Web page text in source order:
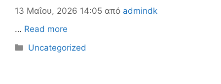
13 Μαΐου, 2026 14:05 από admindk
… Read more
Κατηγορίες
Uncategorized